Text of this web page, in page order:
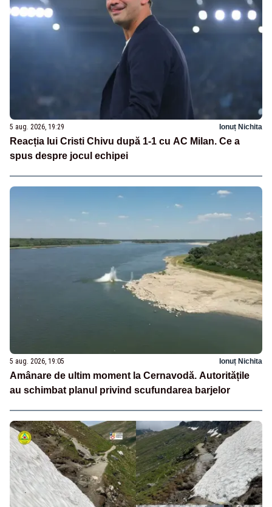
5 aug. 2026, 19:29 Ionuț Nichita
Reacția lui Cristi Chivu după 1-1 cu AC Milan. Ce a
spus despre jocul echipei
5 aug. 2026, 19:05 Ionuț Nichita
Amânare de ultim moment la Cernavodă. Autoritățile
au schimbat planul privind scufundarea barjelor